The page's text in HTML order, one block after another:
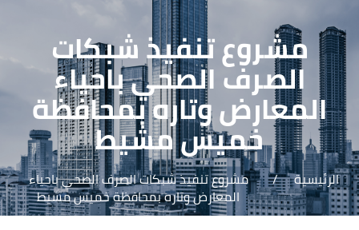
مشروع تنفيذ شبكات
الصرف الصحي باحياء
المعارض وتاره بمحافظة
خميس مشيط
الرئيسية / مشروع تنفيذ شبكات الصرف الصحي باحياء
المعارض وتاره بمحافظة خميس مشيط